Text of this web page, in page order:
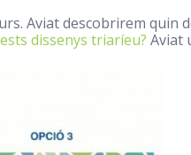
Aviat descobrirem quin
dissenys triaríeu? Aviat